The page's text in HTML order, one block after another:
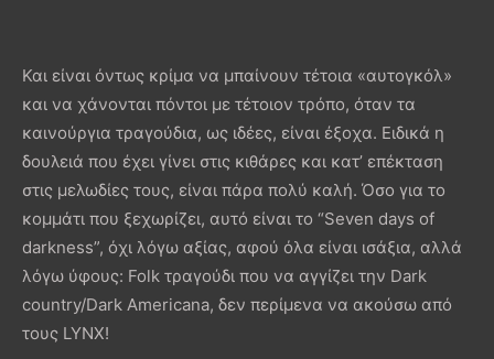
Και είναι όντως κρίμα να μπαίνουν τέτοια «αυτογκόλ»
και να χάνονται πόντοι με τέτοιον τρόπο, όταν τα
καινούργια τραγούδια, ως ιδέες, είναι έξοχα. Ειδικά η
δουλειά που έχει γίνει στις κιθάρες και κατ’ επέκταση
στις μελωδίες τους, είναι πάρα πολύ καλή. Όσο για το
κομμάτι που ξεχωρίζει, αυτό είναι το “Seven days of
darkness”, όχι λόγω αξίας, αφού όλα είναι ισάξια, αλλά
λόγω ύφους: Folk τραγούδι που να αγγίζει την Dark
country/Dark Americana, δεν περίμενα να ακούσω από
τους LYNX!